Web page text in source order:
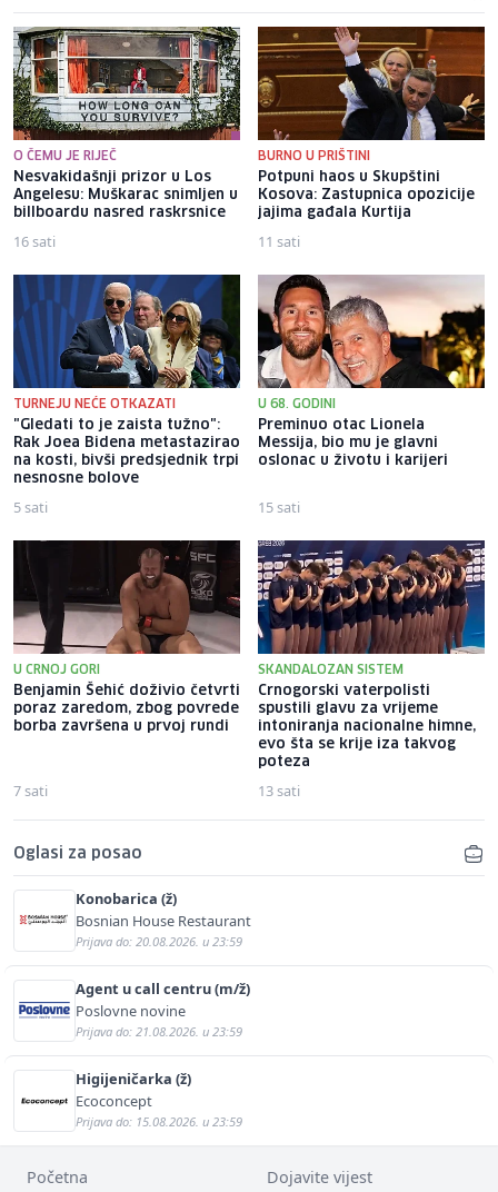
O ČEMU JE RIJEČ
Nesvakidašnji prizor u Los
Angelesu: Muškarac snimljen u
billboardu nasred raskrsnice
16 sati
BURNO U PRIŠTINI
Potpuni haos u Skupštini
Kosova: Zastupnica opozicije
jajima gađala Kurtija
11 sati
TURNEJU NEĆE OTKAZATI
"Gledati to je zaista tužno":
Rak Joea Bidena metastazirao
na kosti, bivši predsjednik trpi
nesnosne bolove
5 sati
U 68. GODINI
Preminuo otac Lionela
Messija, bio mu je glavni
oslonac u životu i karijeri
15 sati
U CRNOJ GORI
Benjamin Šehić doživio četvrti
poraz zaredom, zbog povrede
borba završena u prvoj rundi
7 sati
SKANDALOZAN SISTEM
Crnogorski vaterpolisti
spustili glavu za vrijeme
intoniranja nacionalne himne,
evo šta se krije iza takvog
poteza
13 sati
Oglasi za posao
Konobarica (ž)
Bosnian House Restaurant
Prijava do: 20.08.2026. u 23:59
Agent u call centru (m/ž)
Poslovne novine
Prijava do: 21.08.2026. u 23:59
Higijeničarka (ž)
Ecoconcept
Prijava do: 15.08.2026. u 23:59
Početna Dojavite vijest